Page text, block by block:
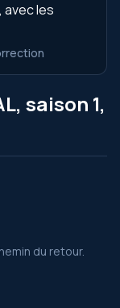
avec les
saison 1,
du retour.